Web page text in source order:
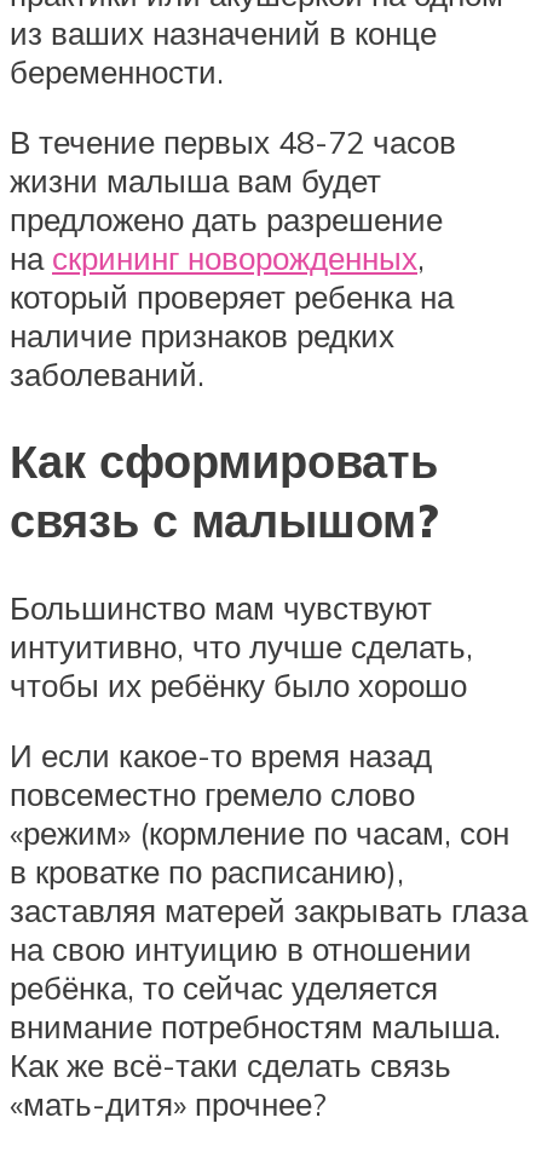
из ваших назначений в конце
беременности.
В течение первых 48-72 часов
жизни малыша вам будет
предложено дать разрешение
на скрининг новорожденных,
который проверяет ребенка на
наличие признаков редких
заболеваний.
Как сформировать
связь с малышом?
Большинство мам чувствуют
интуитивно, что лучше сделать,
чтобы их ребёнку было хорошо
И если какое-то время назад
повсеместно гремело слово
«режим» (кормление по часам, сон
в кроватке по расписанию),
заставляя матерей закрывать глаза
на свою интуицию в отношении
ребёнка, то сейчас уделяется
внимание потребностям малыша.
Как же всё-таки сделать связь
«мать-дитя» прочнее?